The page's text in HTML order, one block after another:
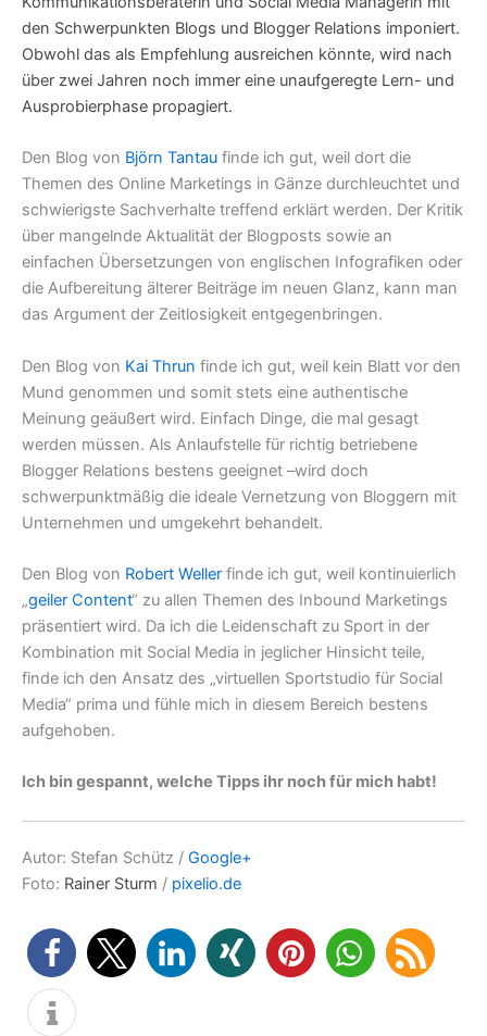
den Schwerpunkten Blogs und Blogger Relations imponiert.
Obwohl das als Empfehlung ausreichen könnte, wird nach
über zwei Jahren noch immer eine unaufgeregte Lern- und
Ausprobierphase propagiert.
Den Blog von Björn Tantau finde ich gut, weil dort die
Themen des Online Marketings in Gänze durchleuchtet und
schwierigste Sachverhalte treffend erklärt werden. Der Kritik
über mangelnde Aktualität der Blogposts sowie an
einfachen Übersetzungen von englischen Infografiken oder
die Aufbereitung älterer Beiträge im neuen Glanz, kann man
das Argument der Zeitlosigkeit entgegenbringen.
Den Blog von Kai Thrun finde ich gut, weil kein Blatt vor den
Mund genommen und somit stets eine authentische
Meinung geäußert wird. Einfach Dinge, die mal gesagt
werden müssen. Als Anlaufstelle für richtig betriebene
Blogger Relations bestens geeignet –wird doch
schwerpunktmäßig die ideale Vernetzung von Bloggern mit
Unternehmen und umgekehrt behandelt.
Den Blog von Robert Weller finde ich gut, weil kontinuierlich
„geiler Content“ zu allen Themen des Inbound Marketings
präsentiert wird. Da ich die Leidenschaft zu Sport in der
Kombination mit Social Media in jeglicher Hinsicht teile,
finde ich den Ansatz des „virtuellen Sportstudio für Social
Media“ prima und fühle mich in diesem Bereich bestens
aufgehoben.
Ich bin gespannt, welche Tipps ihr noch für mich habt!
Autor: Stefan Schütz / Google+
Foto: Rainer Sturm / pixelio.de